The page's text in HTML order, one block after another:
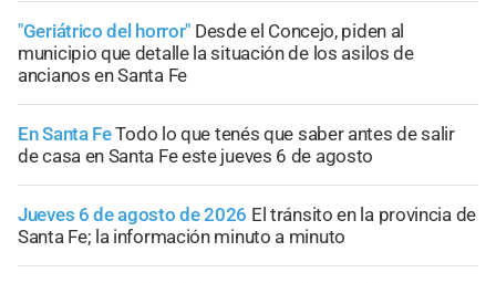
"Geriátrico del horror" Desde el Concejo, piden al
municipio que detalle la situación de los asilos de
ancianos en Santa Fe
En Santa FeTodo lo que tenés que saber antes de salir
de casa en Santa Fe este jueves 6 de agosto
Jueves 6 de agosto de 2026 El tránsito en la provincia de
Santa Fe; la información minuto a minuto